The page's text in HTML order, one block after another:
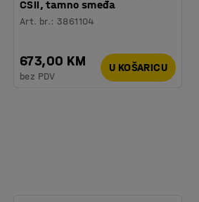
CSII, tamno smeđa
Art. br.:3861104
673,00 KM
bez PDV
U KOŠARICU